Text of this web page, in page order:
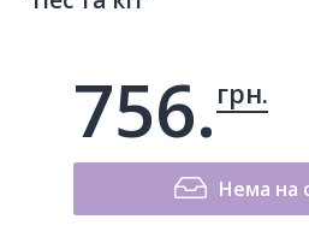
756. грн.
Нема на